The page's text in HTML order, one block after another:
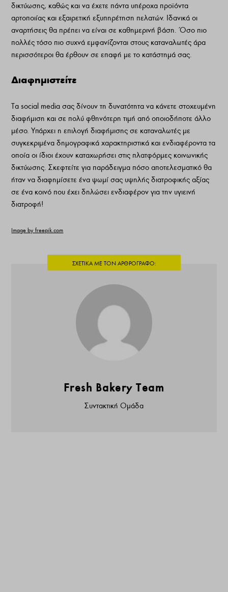
δικτύωσης, καθώς και να έχετε πάντα υπέροχα προϊόντα
αρτοποιίας και εξαιρετική εξυπηρέτηση πελατών. Ιδανικά οι
αναρτήσεις θα πρέπει να είναι σε καθημερινή βάση. Όσο πιο
πολλές τόσο πιο συχνά εμφανίζονται στους καταναλωτές άρα
περισσότεροι θα έρθουν σε επαφή με το κατάστημά σας.
Διαφημιστείτε
Τα social media σας δίνουν τη δυνατότητα να κάνετε στοχευμένη
διαφήμιση και σε πολύ φθηνότερη τιμή από οποιοδήποτε άλλο
μέσο. Υπάρχει η επιλογή διαφήμισης σε καταναλωτές με
συγκεκριμένα δημογραφικά χαρακτηριστικά και ενδιαφέροντα τα
οποία οι ίδιοι έχουν καταχωρήσει στις πλατφόρμες κοινωνικής
δικτύωσης. Σκεφτείτε για παράδειγμα πόσο αποτελεσματικό θα
ήταν να διαφημίσετε ένα ψωμί σας υψηλής διατροφικής αξίας
σε ένα κοινό που έχει δηλώσει ενδιαφέρον για την υγιεινή
διατροφή!
Image by freepik.com
Fresh Bakery Team
Συντακτική Ομάδα